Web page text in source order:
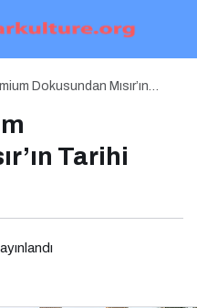
Dokusundan Mısır’ın
Tarihi